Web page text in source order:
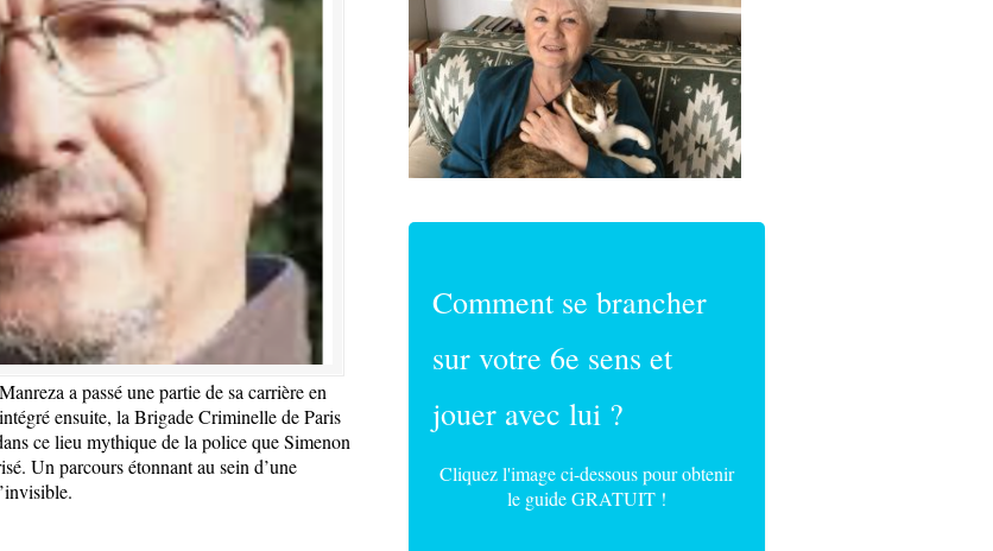
a passé une partie de sa carrière en
ensuite, la Brigade Criminelle de Paris
ce lieu mythique de la police que Simenon
Un parcours étonnant au sein d’une
Comment se brancher
sur votre 6e sens et
jouer avec lui ?
Cliquez l'image ci-dessous pour obtenir
le guide GRATUIT !